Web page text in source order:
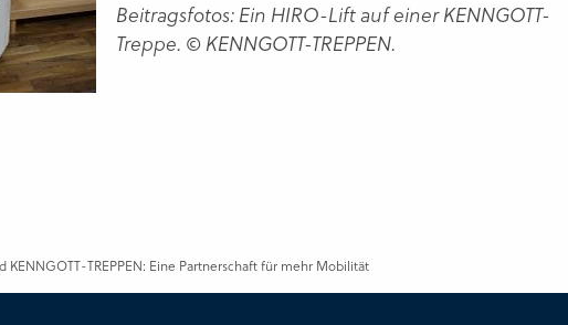
Beitragsfotos: Ein HIRO-Lift auf einer KENNGOTT-
Treppe. © KENNGOTT-TREPPEN.
KENNGOTT-TREPPEN: Eine Partnerschaft für mehr Mobilität